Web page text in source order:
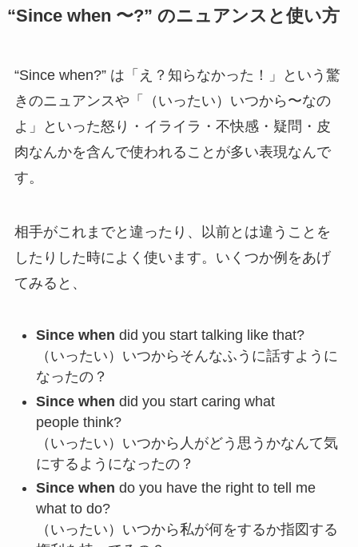
“Since when 〜?” のニュアンスと使い方
“Since when?” は「え？知らなかった！」という驚
きのニュアンスや「（いったい）いつから〜なの
よ」といった怒り・イライラ・不快感・疑問・皮
肉なんかを含んで使われることが多い表現なんで
す。
相手がこれまでと違ったり、以前とは違うことを
したりした時によく使います。いくつか例をあげ
てみると、
Since when did you start talking like that?
（いったい）いつからそんなふうに話すように
なったの？
Since when did you start caring what
people think?
（いったい）いつから人がどう思うかなんて気
にするようになったの？
Since when do you have the right to tell me
what to do?
（いったい）いつから私が何をするか指図する